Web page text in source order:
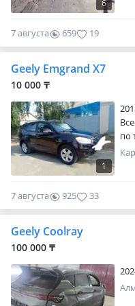
6
7 августа 659 19
Geely Emgrand X7
10 000 ₸
1
по
7 августа 925 33
Geely Coolray
100 000 ₸